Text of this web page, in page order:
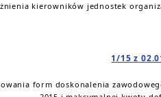
kierowników jednostek
1/15 z
form doskonalenia